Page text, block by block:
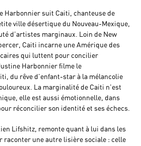
Harbonnier suit Caiti, chanteuse de
ville désertique du Nouveau-Mexique,
d’artistes marginaux. Loin de New
Caiti incarne une Amérique des
qui luttent pour concilier
Harbonnier filme le
du rêve d’enfant-star à la mélancolie
La marginalité de Caiti n'est
elle est aussi émotionnelle, dans
réconcilier son identité et ses échecs.
Lifshitz, remonte quant à lui dans les
raconter une autre lisière sociale : celle